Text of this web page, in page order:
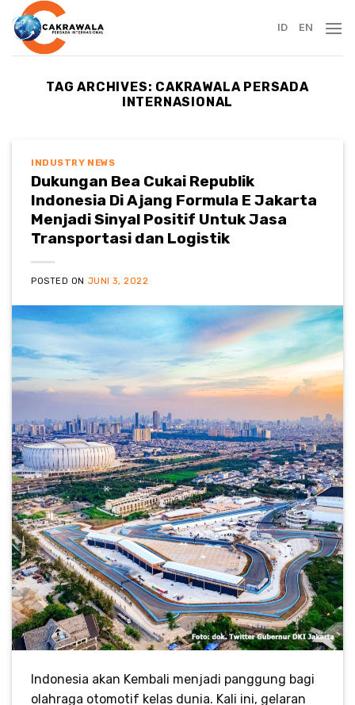
Skip
content
ID EN
TAG ARCHIVES: CAKRAWALA PERSADA
INTERNASIONAL
INDUSTRY NEWS
Dukungan Bea Cukai Republik
Indonesia Di Ajang Formula E Jakarta
Menjadi Sinyal Positif Untuk Jasa
Transportasi dan Logistik
POSTED ON JUNI 3, 2022
Indonesia akan Kembali menjadi panggung bagi
olahraga otomotif kelas dunia. Kali ini, gelaran